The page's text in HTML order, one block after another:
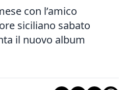
con l’amico
siciliano sabato
il nuovo album